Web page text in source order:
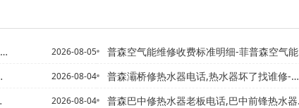
2026-08-05
2026-08-04
2026-08-04
普森空气能维修收费标准明细-菲普森空气能售后最新版本
普森灞桥修热水器电话,热水器坏了找谁修-普森白城回收热水器电话,二手电热水器回收
普森巴中修热水器老板电话,巴中前锋热水器售后服务电话@鲅鱼圈维修热水器电话,沈阳...